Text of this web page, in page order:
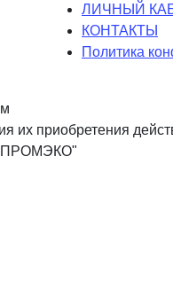
ЛИЧНЫЙ
КОНТАКТЫ
Политика
их приобретения